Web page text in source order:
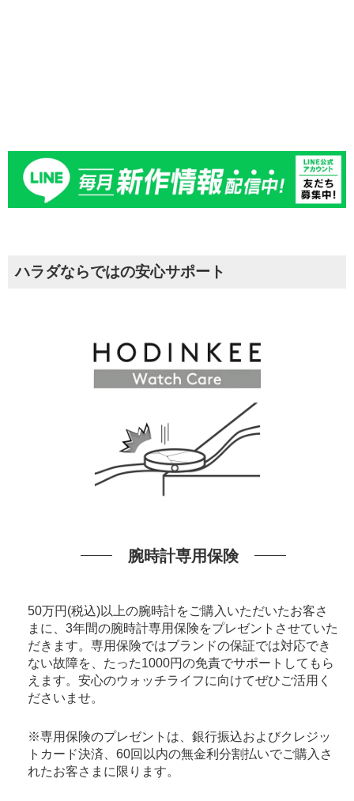
ハラダならではの安心サポート
腕時計専用保険
50万円(税込)以上の腕時計をご購入いただいたお客さ
まに、3年間の腕時計専用保険をプレゼントさせていた
だきます。専用保険ではブランドの保証では対応でき
ない故障を、たった1000円の免責でサポートしてもら
えます。安心のウォッチライフに向けてぜひご活用く
ださいませ。
※専用保険のプレゼントは、銀行振込およびクレジッ
トカード決済、60回以内の無金利分割払いでご購入さ
れたお客さまに限ります。